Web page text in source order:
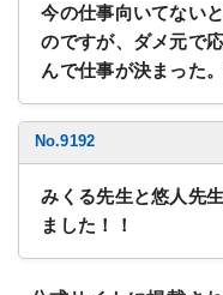
今の仕事向いてない
のですが、ダメ元で
んで仕事が決まった
No.9192
みくる先生と悠人先
ました！！